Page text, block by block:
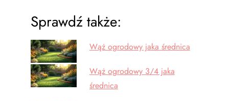
Sprawdź także:
Wąż ogrodowy jaka średnica
Wąż ogrodowy 3/4 jaka
średnica